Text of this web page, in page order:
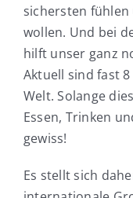
sichersten fühlen
wollen. Und bei
hilft unser ganz
Aktuell sind fast
Welt. Solange
Essen, Trinken
gewiss!
Es stellt sich